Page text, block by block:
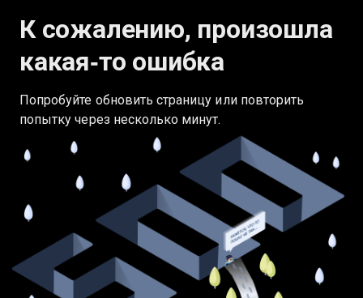
К сожалению, произошла
какая‑то ошибка
Попробуйте обновить страницу или повторить
попытку через несколько минут.